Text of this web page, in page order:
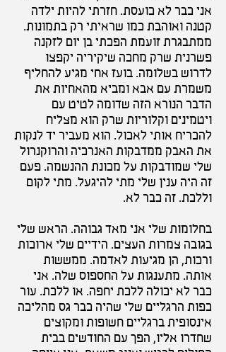
אני כבר לא כועסת. חזרתי להיות ילדה
קטנה ואוהבת כמו שראיתי רק בתמונות.
ממתבגרת זועמת הפכתי בן יום לזקנה
פשרנית שרק מחכה שיקיריה יקפצו
לדרוש בשלומה. בועז אחי מגיע להחליף
משמרת עם אבא ומביא מהאחיות את
הדבר הנורא הזה שדומה לטיט עם
ויטמינים וקלוריות שרק הוא מצליח
להכריח אותי לאכול. הוא מעביר יד לנקות
את האבק ממדבקות האנרכיה והרוקנרול
שלי שמודבקות על מכונת ההנשמה. פעם
זה היה ענין שלי מתי להיגעל. מתי לקום
וללכת. זה כבר לא.
בחלומות שלי אני מאד גבוהה. הראש שלי
בגובה צמרות העצים. הידיים שלי ארוכות
ורכות, הן מגיעות לאדמה. ממששות
אותה. מתענגות על החספוס שלה. אני
כבר לא יכולה ללכת יחפה. או ללכת. עור
כפות הרגליים שלי שהיה כבר גס מהליכה
אינסופית ברגליים חשופות ומקוצים
שחדרו אליו, הפך עם החודשים בבית